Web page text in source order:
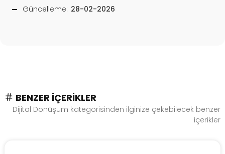
Güncelleme: 28-02-2026
BENZER İÇERIKLER
Dijital Dönüşüm kategorisinden ilginize çekebilecek benzer
içerikler